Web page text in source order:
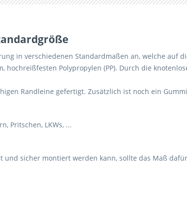
in verschiedenen Standardmaßen an, welche auf
hochreißfesten Polypropylen (PP). Durch die
Randleine gefertigt. Zusätzlich ist noch ein
Pritschen, LKWs, ...
sicher montiert werden kann, sollte das Maß